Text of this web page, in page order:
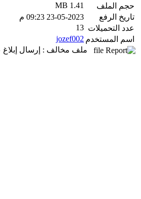
حجم الملف
1.41 MB
تاريخ الرفع
23-05-2023 09:23 م
عدد التحميلات 13
اسم المستخدم jozef002
ملف مخالف : إرسال إبلاغ